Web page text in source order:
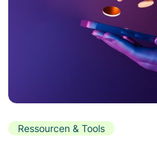
Ressourcen & Tools